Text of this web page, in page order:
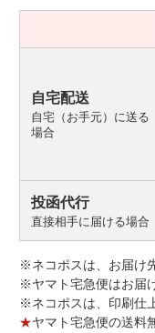
自宅配送
自宅（お手元）に送る
場合
投函代行
直接相手に届ける場合
※ネコポスは、お届け
※ヤマト宅急便はお届
※ネコポスは、印刷仕
★ヤマト宅急便の送料